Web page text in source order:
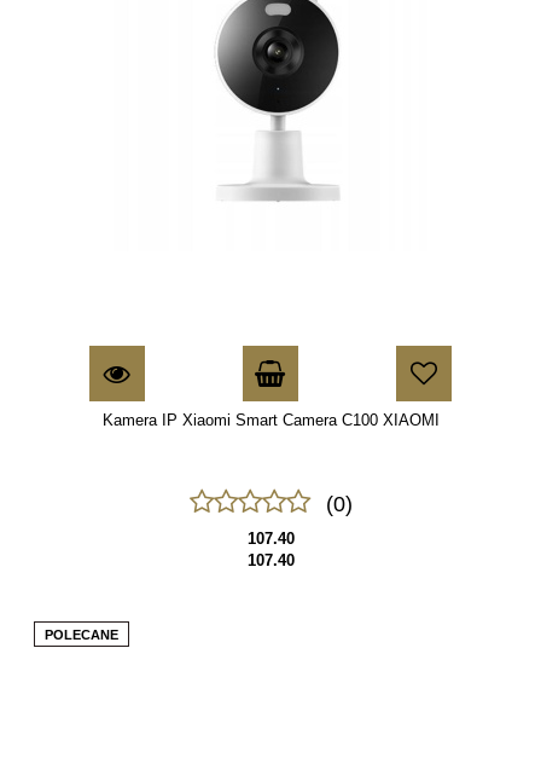
Kamera IP Xiaomi Smart Camera C100 XIAOMI
(0)
107.40
107.40
POLECANE